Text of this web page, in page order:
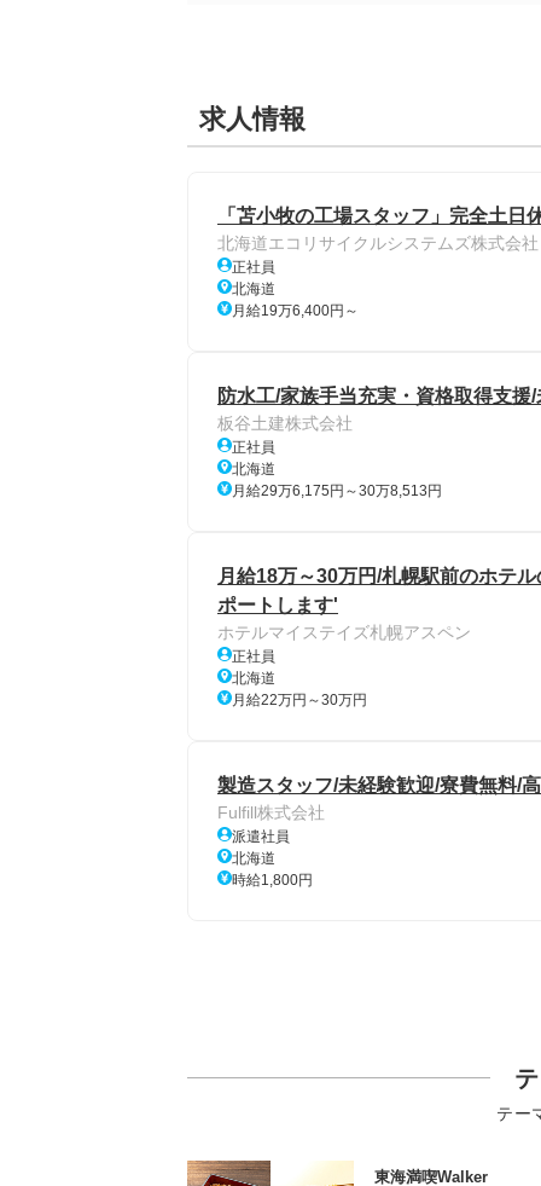
求人情報
「苫小牧の工場スタッフ」完全土
北海道エコリサイクルシステムズ株式会社
正社員
北海道
月給19万6,400円～
防水工/家族手当充実・資格取得支援
板谷土建株式会社
正社員
北海道
月給29万6,175円～30万8,513円
月給18万～30万円/札幌駅前のホテ
ポートします'
ホテルマイステイズ札幌アスペン
正社員
北海道
月給22万円～30万円
製造スタッフ/未経験歓迎/寮費無料/
Fulfill株式会社
派遣社員
北海道
時給1,800円
テー
東海満喫Walker